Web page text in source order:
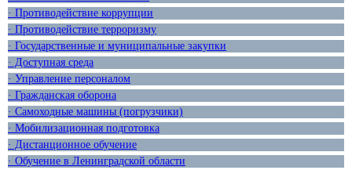
· Противодействие коррупции
· Противодействие терроризму
· Государственные и муниципальные закупки
· Доступная среда
· Управление персоналом
· Гражданская оборона
· Самоходные машины (погрузчики)
· Мобилизационная подготовка
· Дистанционное обучение
· Обучение в Ленинградской области